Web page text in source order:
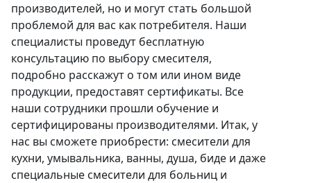
производителей, но и могут стать большой
проблемой для вас как потребителя. Наши
специалисты проведут бесплатную
консультацию по выбору смесителя,
подробно расскажут о том или ином виде
продукции, предоставят сертификаты. Все
наши сотрудники прошли обучение и
сертифицированы производителями. Итак, у
нас вы сможете приобрести: смесители для
кухни, умывальника, ванны, душа, биде и даже
специальные смесители для больниц и